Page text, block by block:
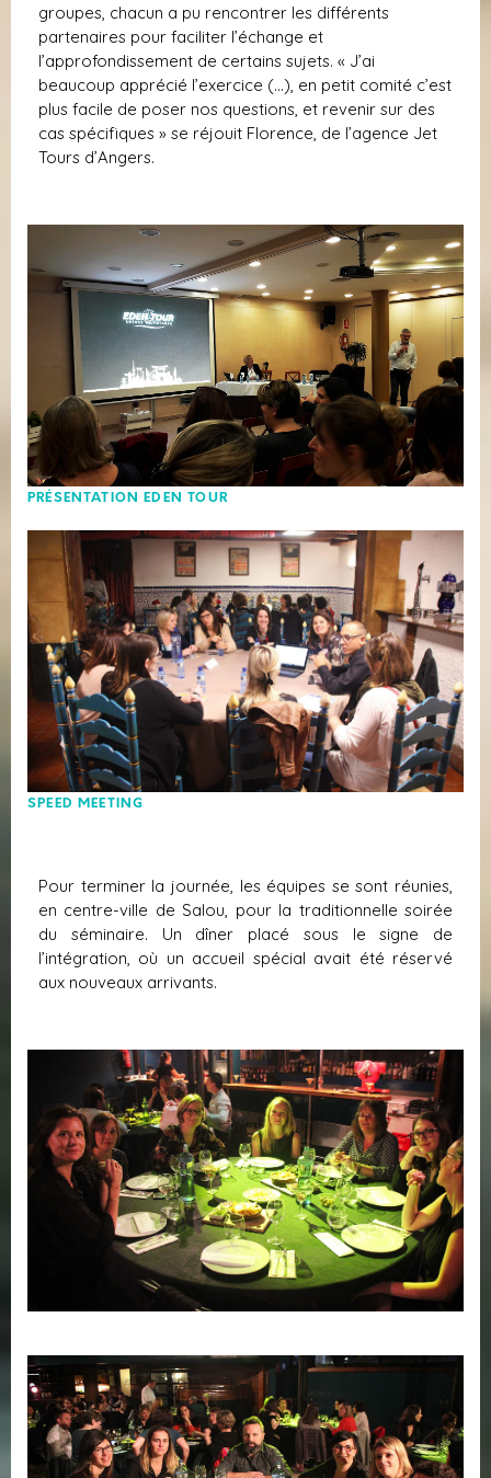
groupes, chacun a pu rencontrer les différents
partenaires pour faciliter l’échange et
l’approfondissement de certains sujets. « J’ai
beaucoup apprécié l’exercice (…), en petit comité c’est
plus facile de poser nos questions, et revenir sur des
cas spécifiques » se réjouit Florence, de l’agence Jet
Tours d’Angers.
PRÉSENTATION EDEN TOUR
SPEED MEETING
Pour terminer la journée, les équipes se sont réunies,
en centre-ville de Salou, pour la traditionnelle soirée
du séminaire. Un dîner placé sous le signe de
l’intégration, où un accueil spécial avait été réservé
aux nouveaux arrivants.